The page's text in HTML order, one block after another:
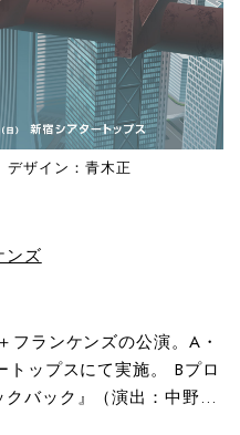
ザイン：青木正
ンズ
ランケンズの公演。A・
ップスにて実施。 Bプロ
バック』（演出：中野...